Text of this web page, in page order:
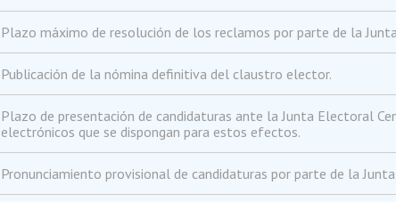
Plazo máximo de resolución de los reclamos por parte de la
Publicación de la nómina definitiva del claustro elector.
Plazo de presentación de candidaturas ante la Junta Electoral
electrónicos que se dispongan para estos efectos.
Pronunciamiento provisional de candidaturas por parte de la